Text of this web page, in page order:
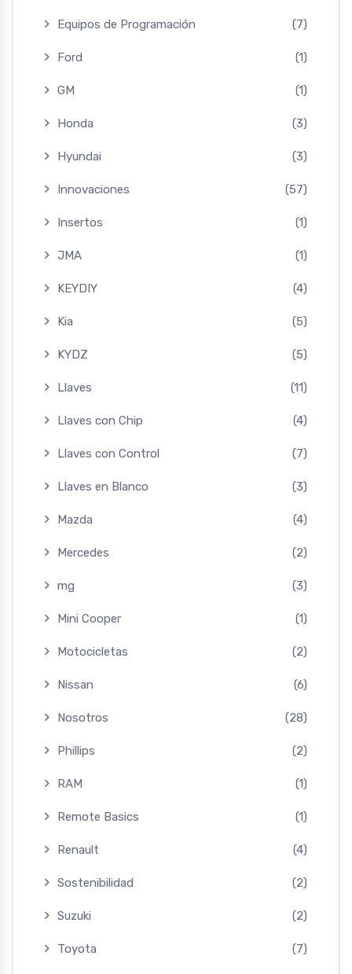
Equipos de Programación (7)
Ford (1)
GM (1)
Honda (3)
Hyundai (3)
Innovaciones (57)
Insertos (1)
JMA (1)
KEYDIY (4)
Kia (5)
KYDZ (5)
Llaves (11)
Llaves con Chip (4)
Llaves con Control (7)
Llaves en Blanco (3)
Mazda (4)
Mercedes (2)
mg (3)
Mini Cooper (1)
Motocicletas (2)
Nissan (6)
Nosotros (28)
Phillips (2)
RAM (1)
Remote Basics (1)
Renault (4)
Sostenibilidad (2)
Suzuki (2)
Toyota (7)